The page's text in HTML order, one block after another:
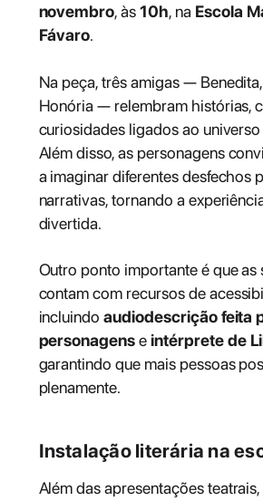
novembro, às10h, na Escola
Fávaro.
Na peça, três amigas —
Honória — relembram histórias,
curiosidades ligados ao
Além disso, as personagens
a imaginar diferentes desfechos
narrativas, tornando a
divertida.
Outro ponto importante é que as
contam com recursos de
incluindoaudiodescrição feita
personagenseintérprete de
garantindo que mais pessoas
plenamente.
Instalação literária na
Além das apresentações